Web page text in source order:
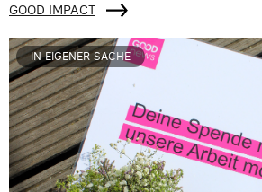
GOOD IMPACT
IN EIGENER SACHE